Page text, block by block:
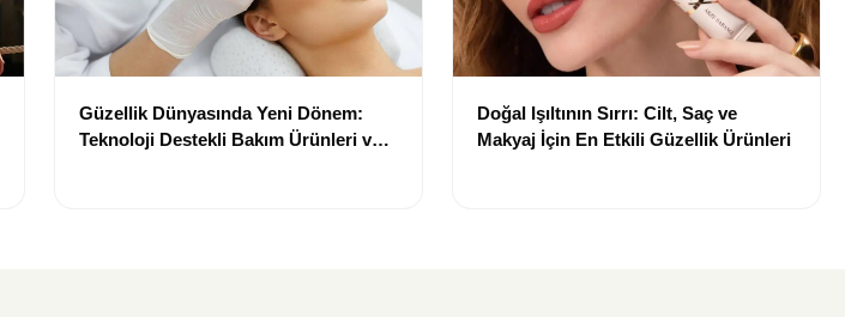
Güzellik Dünyasında Yeni Dönem:
Teknoloji Destekli Bakım Ürünleri ve
Doğal Işıltının Sırrı: Cilt, Saç ve
Makyaj İçin En Etkili Güzellik Ürünleri